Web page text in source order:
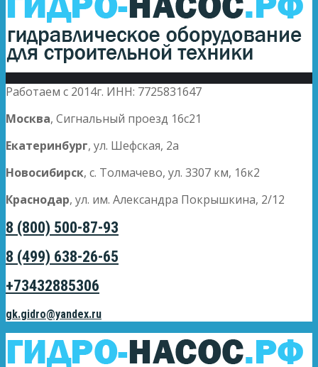
Работаем с 2014г. ИНН: 7725831647
Москва, Сигнальный проезд 16с21
Екатеринбург, ул. Шефская, 2а
Новосибирск, с. Толмачево, ул. 3307 км, 16к2
Краснодар, ул. им. Александра Покрышкина, 2/12
8 (800) 500-87-93
8 (499) 638-26-65
+73432885306
gk.gidro@yandex.ru